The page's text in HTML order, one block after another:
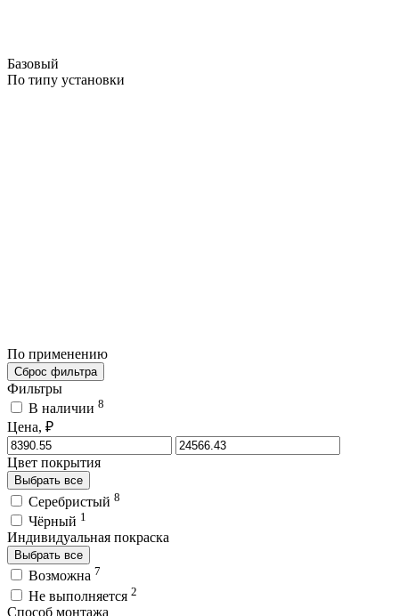
Базовый
По типу установки
По применению
Сброс фильтра
Фильтры
В наличии 8
Цена, ₽
Цвет покрытия
Выбрать все
Серебристый 8
Чёрный 1
Индивидуальная покраска
Выбрать все
Возможна 7
Не выполняется 2
Способ монтажа